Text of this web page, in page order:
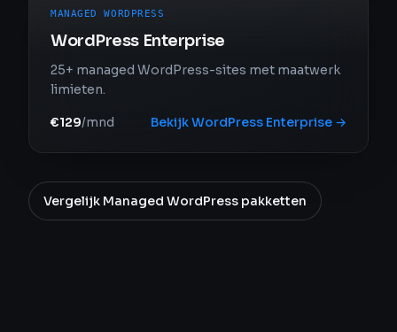
MANAGED WORDPRESS
WordPress Enterprise
25+ managed WordPress-sites met maatwerk
limieten.
€129/mnd BekijkWordPress Enterprise →
Vergelijk Managed WordPress pakketten